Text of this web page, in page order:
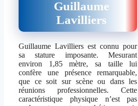
Guillaume
Lavilliers
Guillaume Lavilliers est connu pour
sa stature imposante. Mesurant
environ 1,85 mètre, sa taille lui
confère une présence remarquable,
que ce soit sur scène ou dans les
réunions professionnelles. Cette
caractéristique physique n’est pas